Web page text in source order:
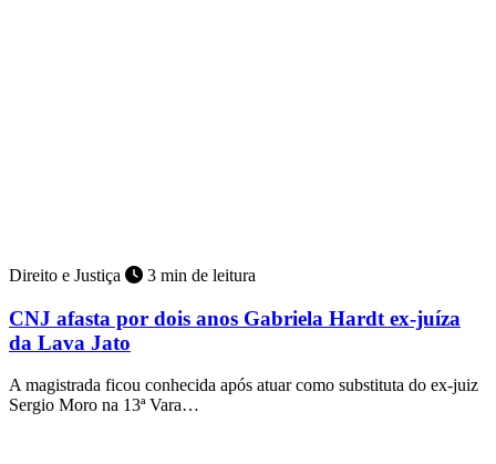
Direito e Justiça 3 min de leitura
CNJ afasta por dois anos Gabriela Hardt ex-juíza
da Lava Jato
A magistrada ficou conhecida após atuar como substituta do ex-juiz
Sergio Moro na 13ª Vara…